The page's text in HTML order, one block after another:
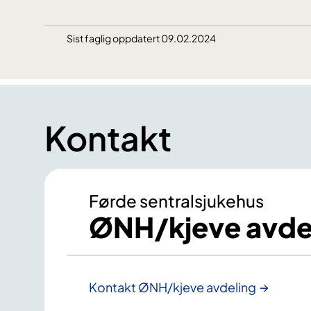
Sist faglig oppdatert 09.02.2024
Kontakt
Førde sentralsjukehus
ØNH/kjeve
Kontakt ØNH/kjeve avdeling